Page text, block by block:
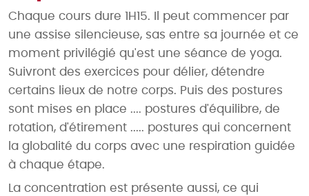
Chaque cours dure 1H15. Il peut commencer par
une assise silencieuse, sas entre sa journée et ce
moment privilégié qu'est une séance de yoga.
Suivront des exercices pour délier, détendre
certains lieux de notre corps. Puis des postures
sont mises en place .... postures d'équilibre, de
rotation, d'étirement ..... postures qui concernent
la globalité du corps avec une respiration guidée
à chaque étape.
La concentration est présente aussi, ce qui